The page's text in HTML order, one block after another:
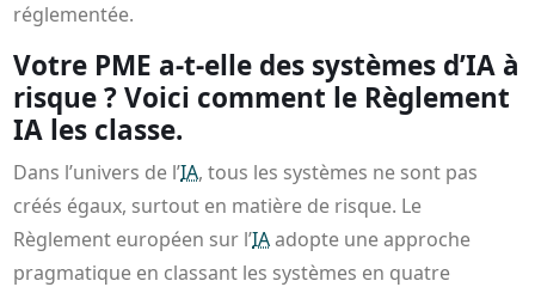
réglementée.
Votre PME a-t-elle des systèmes d’IA à
risque ? Voici comment le Règlement
IA les classe.
Dans l’univers de l’IA, tous les systèmes ne sont pas
créés égaux, surtout en matière de risque. Le
Règlement européen sur l’IAadopte une approche
pragmatique en classant les systèmes en quatre